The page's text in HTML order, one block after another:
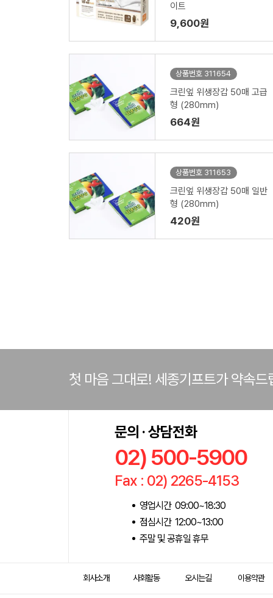
이트
9,600원
상품번호 311654
크린엎 위생장갑 50매 고급
형 (280mm)
664원
상품번호 311653
크린엎 위생장갑 50매 일반
형 (280mm)
420원
첫 마음 그대로! 세종기프트가 약속드
문의 · 상담전화
02) 500-5900
Fax : 02) 2265-4153
영업시간 09:00~18:30
점심시간 12:00~13:00
주말 및 공휴일 휴무
회사소개 사회활동 오시는길 이용약관